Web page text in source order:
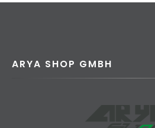
ARYA SHOP GMBH